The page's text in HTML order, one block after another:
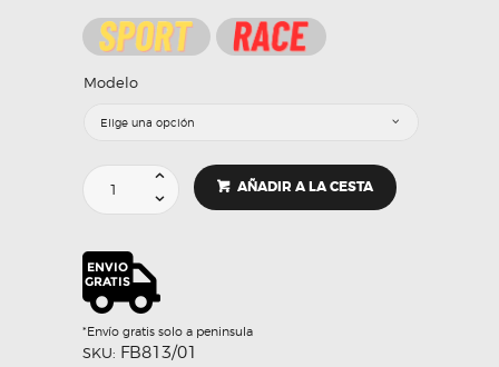
Modelo
Filtro
sustitución
flujo
-
BMC
cantidad
AÑADIR A LA CESTA
*Envío gratis solo a peninsula
SKU: FB813/01